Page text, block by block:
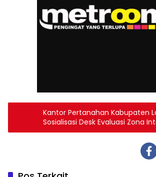
Kantor Pertanahan Kabupaten
Sosialisasi Desk Evaluasi Zona
Menuju WBK 2025